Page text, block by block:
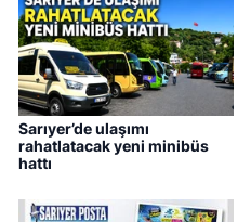
Sarıyer’de ulaşımı
rahatlatacak yeni minibüs
hattı